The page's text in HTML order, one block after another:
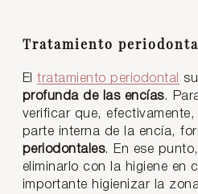
Tratamiento
Eltratamiento periodontal
profunda de las encías.
verificar que,
parte interna de la encía,
periodontales. En ese
eliminarlo con la higiene en
importante higienizar la